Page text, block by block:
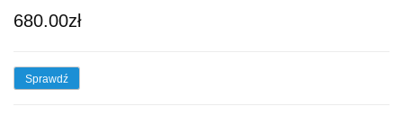
680.00zł
Sprawdź